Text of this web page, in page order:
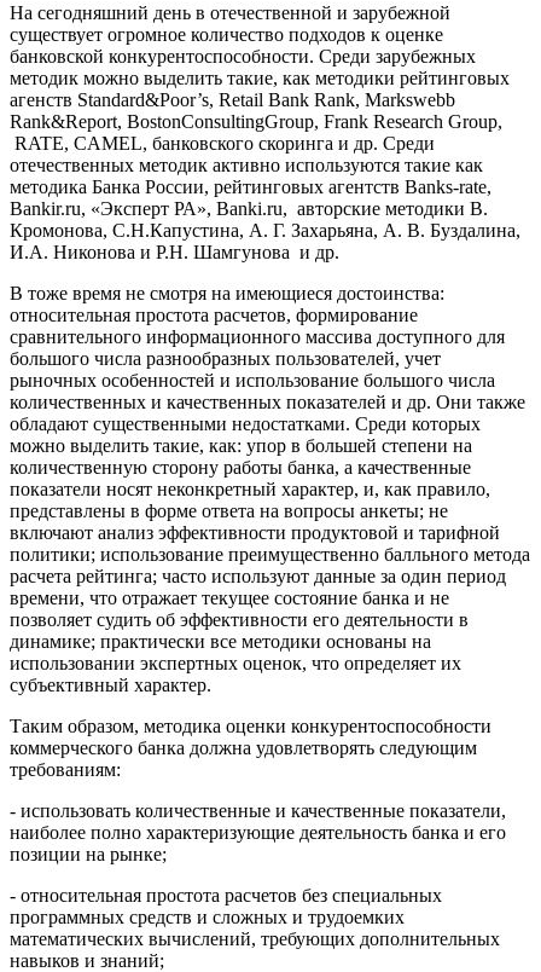
На сегодняшний день в отечественной и зарубежной
существует огромное количество подходов к оценке
банковской конкурентоспособности. Среди зарубежных
методик можно выделить такие, как методики рейтинговых
агенств Standard&Poor’s, Retail Bank Rank, Markswebb
Rank&Report, ВostonConsultingGroup, Frank Research Group,
RATE, CAMEL, банковского скоринга и др. Среди
отечественных методик активно используются такие как
методика Банка России, рейтинговых агентств Banks-rate,
Bankir.ru, «Эксперт РА», Banki.ru, авторские методики В.
Кромонова, С.Н.Капустина, А. Г. Захарьяна, А. В. Буздалина,
И.А. Никонова и Р.Н. Шамгунова и др.
В тоже время не смотря на имеющиеся достоинства:
относительная простота расчетов, формирование
сравнительного информационного массива доступного для
большого числа разнообразных пользователей, учет
рыночных особенностей и использование большого числа
количественных и качественных показателей и др. Они также
обладают существенными недостатками. Среди которых
можно выделить такие, как: упор в большей степени на
количественную сторону работы банка, а качественные
показатели носят неконкретный характер, и, как правило,
представлены в форме ответа на вопросы анкеты; не
включают анализ эффективности продуктовой и тарифной
политики; использование преимущественно балльного метода
расчета рейтинга; часто используют данные за один период
времени, что отражает текущее состояние банка и не
позволяет судить об эффективности его деятельности в
динамике; практически все методики основаны на
использовании экспертных оценок, что определяет их
субъективный характер.
Таким образом, методика оценки конкурентоспособности
коммерческого банка должна удовлетворять следующим
требованиям:
- использовать количественные и качественные показатели,
наиболее полно характеризующие деятельность банка и его
позиции на рынке;
- относительная простота расчетов без специальных
программных средств и сложных и трудоемких
математических вычислений, требующих дополнительных
навыков и знаний;